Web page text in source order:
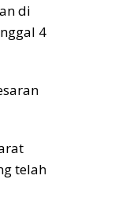
di
4
telah